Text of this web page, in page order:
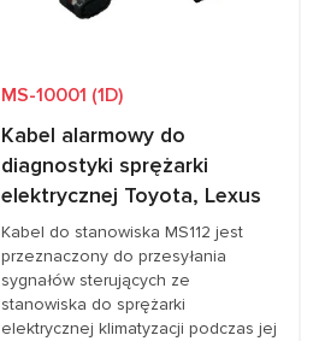
MS-10001 (1D)
Kabel alarmowy do
diagnostyki sprężarki
elektrycznej Toyota, Lexus
Kabel do stanowiska MS112 jest
przeznaczony do przesyłania
sygnałów sterujących ze
stanowiska do sprężarki
elektrycznej klimatyzacji podczas jej